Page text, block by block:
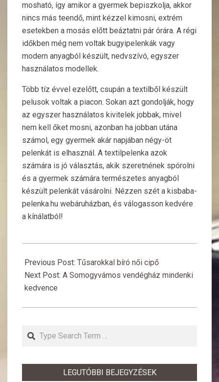
mosható, így amikor a gyermek bepiszkolja, akkor
nincs más teendő, mint kézzel kimosni, extrém
esetekben a mosás előtt beáztatni pár órára. A régi
időkben még nem voltak bugyipelenkák vagy
modern anyagból készült, nedvszívó, egyszer
használatos modellek.
Több tíz évvel ezelőtt, csupán a textilből készült
pelusok voltak a piacon. Sokan azt gondolják, hogy
az egyszer használatos kivitelek jobbak, mivel
nem kell őket mosni, azonban ha jobban utána
számol, egy gyermek akár napjában négy-öt
pelenkát is elhasznál. A textilpelenka azok
számára is jó választás, akik szeretnének spórolni
és a gyermek számára természetes anyagból
készült pelenkát vásárolni. Nézzen szét a kisbaba-
pelenka.hu webáruházban, és válogasson kedvére
a kínálatból!
04-
16
Previous Post: Tűsarokkal bíró női cipő
Next Post: A Somogyvámos vendégház mindenki
kedvence
Search
LEGUTÓBBI BEJEGYZÉSEK